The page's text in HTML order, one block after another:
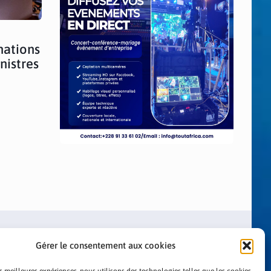
Gérer le consentement aux cookies